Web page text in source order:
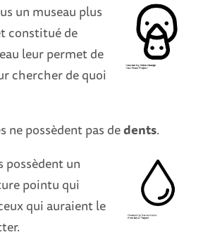
un museau plus
constitué de
leur permet de
chercher de quoi
ne possèdent pas dedents.
un
pointu qui
qui auraient le